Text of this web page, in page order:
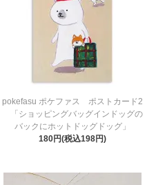
pokefasu ポケファス ポストカード2
「ショッピングバッグインドッグの
バックにホットドッグドッグ」
180円(税込198円)